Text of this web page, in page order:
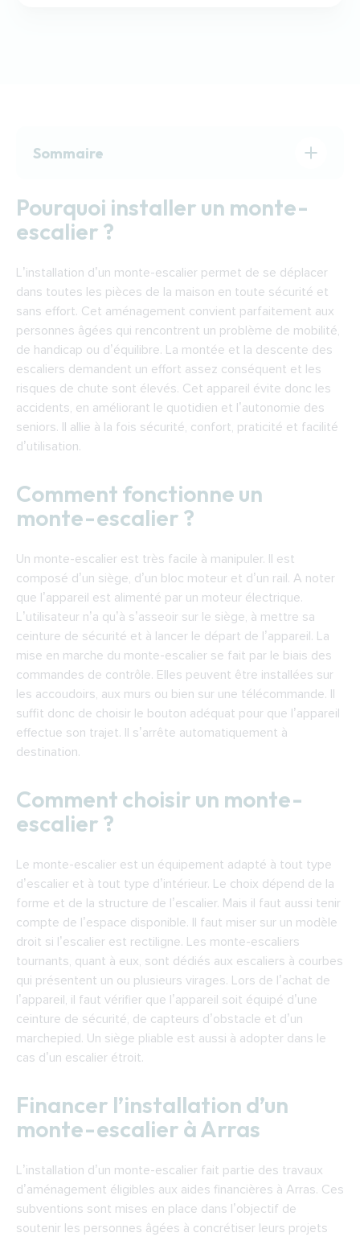
Sommaire
Comment fonctionne un monte-escalier ?
Comment choisir un monte-escalier ?
Arras
Trouver un installateur de monte-escaliers à
Arras
Pourquoi installer un monte-
escalier ?
L’installation d’un monte-escalier permet de se déplacer
dans toutes les pièces de la maison en toute sécurité et
sans effort. Cet aménagement convient parfaitement aux
personnes âgées qui rencontrent un problème de mobilité,
de handicap ou d’équilibre. La montée et la descente des
escaliers demandent un effort assez conséquent et les
risques de chute sont élevés. Cet appareil évite donc les
accidents, en améliorant le quotidien et l’autonomie des
seniors. Il allie à la fois sécurité, confort, praticité et facilité
d’utilisation.
Comment fonctionne un
monte-escalier ?
Un monte-escalier est très facile à manipuler. Il est
composé d’un siège, d’un bloc moteur et d’un rail. A noter
que l’appareil est alimenté par un moteur électrique.
L’utilisateur n’a qu’à s’asseoir sur le siège, à mettre sa
ceinture de sécurité et à lancer le départ de l’appareil. La
mise en marche du monte-escalier se fait par le biais des
commandes de contrôle. Elles peuvent être installées sur
les accoudoirs, aux murs ou bien sur une télécommande. Il
suffit donc de choisir le bouton adéquat pour que l’appareil
effectue son trajet. Il s’arrête automatiquement à
destination.
Comment choisir un monte-
escalier ?
Le monte-escalier est un équipement adapté à tout type
d’escalier et à tout type d’intérieur. Le choix dépend de la
forme et de la structure de l’escalier. Mais il faut aussi tenir
compte de l’espace disponible. Il faut miser sur un modèle
droit si l’escalier est rectiligne. Les monte-escaliers
tournants, quant à eux, sont dédiés aux escaliers à courbes
qui présentent un ou plusieurs virages. Lors de l’achat de
l’appareil, il faut vérifier que l’appareil soit équipé d’une
ceinture de sécurité, de capteurs d’obstacle et d’un
marchepied. Un siège pliable est aussi à adopter dans le
cas d’un escalier étroit.
Financer l’installation d’un
monte-escalier à Arras
L’installation d’un monte-escalier fait partie des travaux
d’aménagement éligibles aux aides financières à Arras. Ces
subventions sont mises en place dans l’objectif de
soutenir les personnes âgées à concrétiser leurs projets